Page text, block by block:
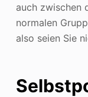
auch zwischen
normalen
also seien Sie